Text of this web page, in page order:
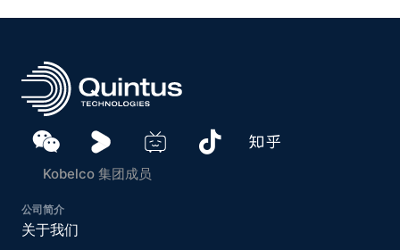
Kobelco 集团成员
公司简介
关于我们